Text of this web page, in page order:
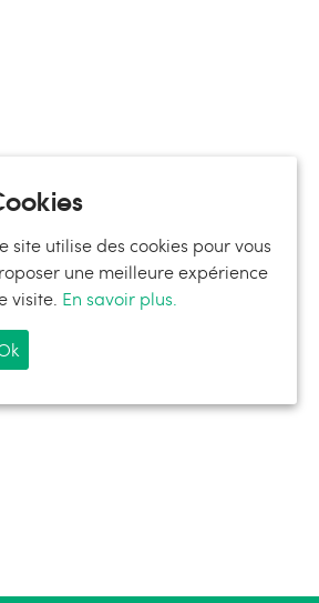
site utilise des cookies pour vous
une meilleure expérience
visite. En savoir plus.